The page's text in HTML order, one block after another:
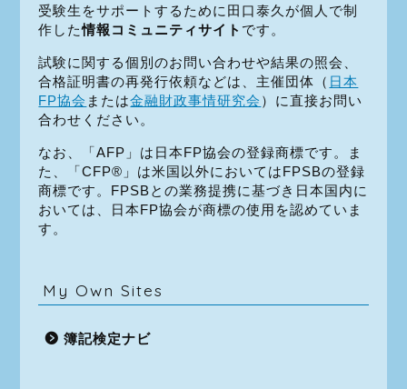
受験生をサポートするために田口泰久が個人で制
作した情報コミュニティサイト です。
試験に関する個別のお問い合わせや結果の照会、
合格証明書の再発行依頼などは、主催団体（ 日本
FP協会 または金融財政事情研究会 ）に直接お問い
合わせください。
なお、「AFP」は日本FP協会の登録商標です。ま
た、「CFP®」は米国以外においてはFPSBの登録
商標です。FPSBとの業務提携に基づき日本国内に
おいては、日本FP協会が商標の使用を認めていま
す。
My Own Sites
簿記検定ナビ